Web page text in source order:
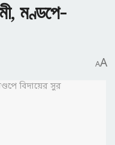
মণ্ডপে-
AA